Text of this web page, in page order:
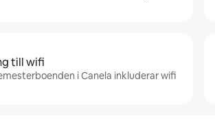
till wifi
i Canela inkluderar wifi